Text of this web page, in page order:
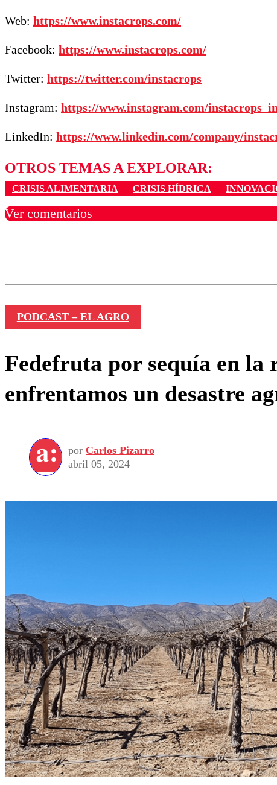
Web: https://www.instacrops.com/
Facebook: https://www.instacrops.com/
Twitter: https://twitter.com/instacrops
Instagram: https://www.instagram.com/
LinkedIn: https://www.linkedin.com/company/
OTROS TEMAS A EXPLORAR:
CRISIS ALIMENTARIA CRISIS HÍDRICA
Ver comentarios
PODCAST – EL AGRO
Fedefruta por sequía en la
enfrentamos un desastre
por Carlos Pizarro
abril 05, 2024